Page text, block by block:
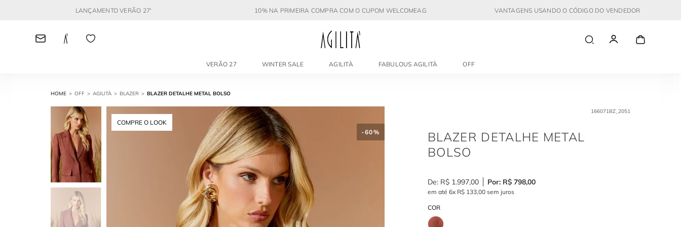
LANÇAMENTO VERÃO 27' 10% NA PRIMEIRA COMPRA COM O CUPOM WELCOMEAG VANTAGENS USANDO O CÓDIGO DO VENDEDOR
VERÃO 27 WINTER SALE AGILITÀ FABULOUS AGILITÀ OFF
OFF AGILITÀ BLAZER BLAZER DETALHE METAL BOLSO
COMPRE O LOOK
-60%
166071BZ_2051
BLAZER DETALHE METAL
BOLSO
R$ 1.997,00 R$ 798,00
em até 6x R$ 133,00 sem juros
COR